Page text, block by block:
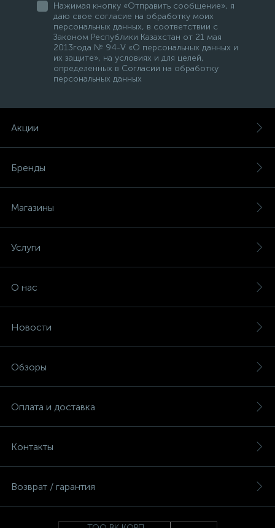
Нажимая кнопку «Отправить сообщение», я
даю свое согласие на обработку моих
персональных данных, в соответствии с
Законом Республики Казахстан от 21 мая
2013года № 94-V «О персональных данных и
их защите», на условиях и для целей,
определенных в Согласии на обработку
персональных данных
Акции
Бренды
Магазины
Услуги
О нас
Новости
Обзоры
Оплата и доставка
Контакты
Возврат / гарантия